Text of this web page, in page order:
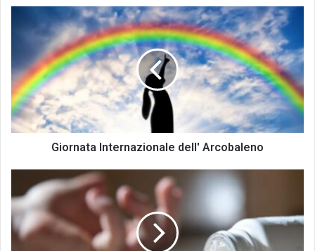
Internazionale
Arcobaleno
Giornata Internazionale dell' Arcobaleno
Internazionale
Overdose